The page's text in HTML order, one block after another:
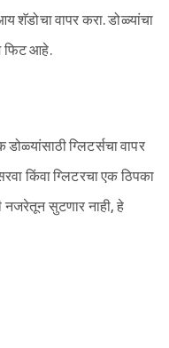
शॅडोचा वापर करा. डोळ्यांचा
फिट आहे.
ग्लिटर्सचा वापर
किंवा ग्लिटरचा एक ठिपका
नजरेतून सुटणार नाही, हे